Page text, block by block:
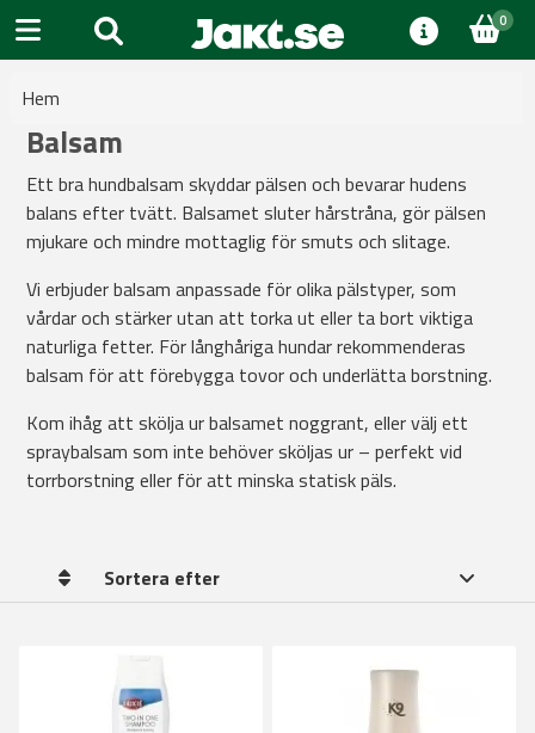
0
Hem
Balsam
Ett bra hundbalsam skyddar pälsen och bevarar hudens
balans efter tvätt. Balsamet sluter hårstråna, gör pälsen
mjukare och mindre mottaglig för smuts och slitage.
Vi erbjuder balsam anpassade för olika pälstyper, som
vårdar och stärker utan att torka ut eller ta bort viktiga
naturliga fetter. För långhåriga hundar rekommenderas
balsam för att förebygga tovor och underlätta borstning.
Kom ihåg att skölja ur balsamet noggrant, eller välj ett
spraybalsam som inte behöver sköljas ur – perfekt vid
torrborstning eller för att minska statisk päls.
Sortera efter